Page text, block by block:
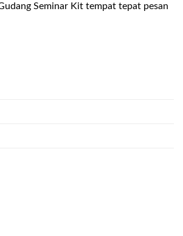
Seminar Kit tempat tepat pesan